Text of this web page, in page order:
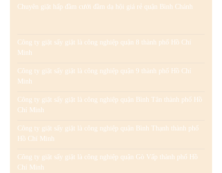
Chuyên giặt hấp đầm cưới đầm dạ hội giá rẻ quận Bình Chánh
Công ty giặt sấy giặt là công nghiệp quận 8 thành phố Hồ Chí
Minh
Công ty giặt sấy giặt là công nghiệp quận 9 thành phố Hồ Chí
Minh
Công ty giặt sấy giặt là công nghiệp quận Bình Tân thành phố Hồ
Chí Minh
Công ty giặt sấy giặt là công nghiệp quận Bình Thạnh thành phố
Hồ Chí Minh
Công ty giặt sấy giặt là công nghiệp quận Gò Vấp thành phố Hồ
Chí Minh